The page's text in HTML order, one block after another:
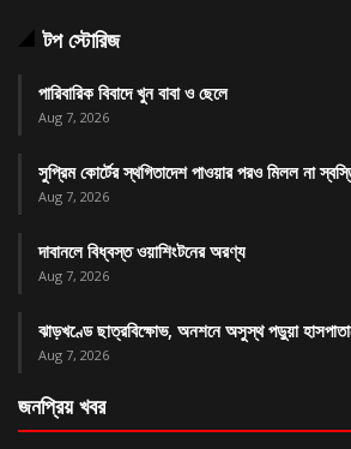
টপ স্টোরিজ
পারিবারিক বিবাদে খুন বাবা ও ছেলে
Aug 7, 2026
সুপ্রিম কোর্টের স্থগিতাদেশ পাওয়ার পর‌ও মিলল না
Aug 7, 2026
দাবানলে বিধ্বস্ত ওয়াশিংটনের অরণ্য
Aug 7, 2026
ঝাড়খণ্ডে ছাত্রবিক্ষোভ, অনশনে অসুস্থ পড়ুয়া
Aug 7, 2026
জনপ্রিয় খবর